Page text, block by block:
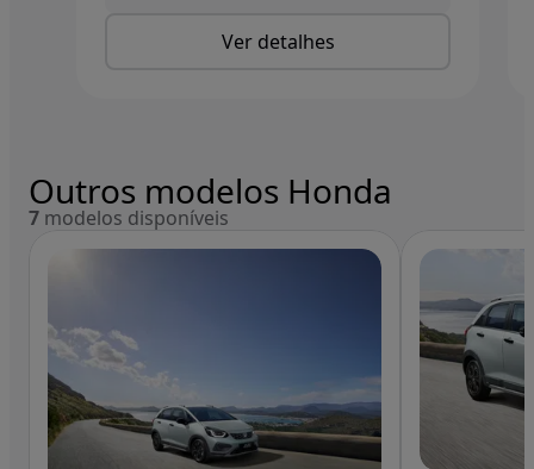
Ver detalhes
Outros modelos Honda
7 modelos disponíveis